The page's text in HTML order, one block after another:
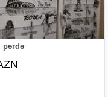
pərdə